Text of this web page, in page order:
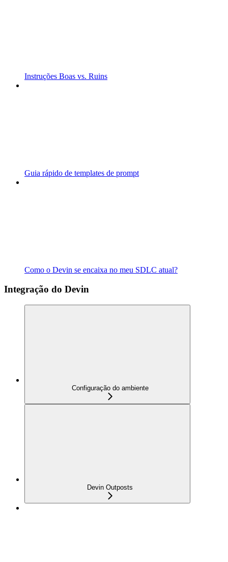
Instruções Boas vs. Ruins
Guia rápido de templates de prompt
Como o Devin se encaixa no meu SDLC atual?
Integração do Devin
Configuração do ambiente
Devin Outposts